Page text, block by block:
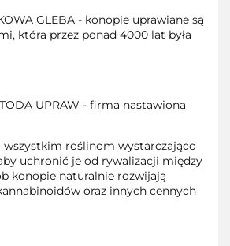
GLEBA - konopie uprawiane są
która przez ponad 4000 lat była
UPRAW - firma nastawiona
wszystkim roślinom wystarczająco
uchronić je od rywalizacji między
konopie naturalnie rozwijają
oraz innych cennych